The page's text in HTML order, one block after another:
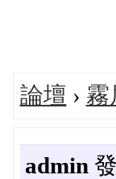
論壇 › 霧
admin